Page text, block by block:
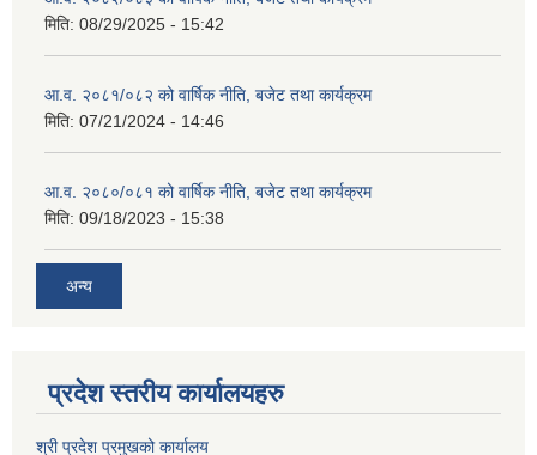
मिति: 08/29/2025 - 15:42
आ.व. २०८१/०८२ को वार्षिक नीति, बजेट तथा कार्यक्रम
मिति: 07/21/2024 - 14:46
आ.व. २०८०/०८१ को वार्षिक नीति, बजेट तथा कार्यक्रम
मिति: 09/18/2023 - 15:38
अन्य
प्रदेश स्तरीय कार्यालयहरु
श्री प्रदेश प्रमुखको कार्यालय